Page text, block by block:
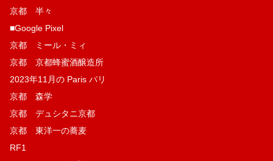
京都 半々
■Google Pixel
京都 ミール・ミィ
京都 京都蜂蜜酒醸造所
2023年11月の Paris パリ
京都 森学
京都 デュシタニ京都
京都 東洋一の蕎麦
RF1